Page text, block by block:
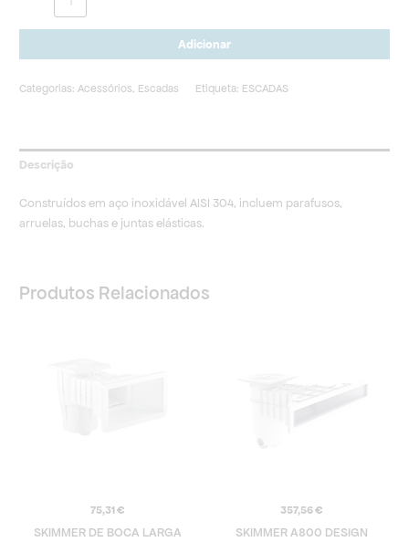
Adicionar
Categorias:Acessórios, Escadas Etiqueta: ESCADAS
Descrição
Construídos em aço inoxidável AISI 304, incluem parafusos,
arruelas, buchas e juntas elásticas.
Produtos Relacionados
75,31€
SKIMMER DE BOCA LARGA
357,56€
SKIMMER A800 DESIGN